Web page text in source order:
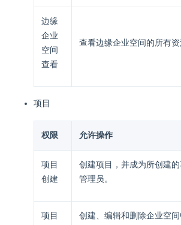
边缘
企业
空间
查看
查看边缘企业空间的所有资
项目
权限 允许操作
项目
创建
创建项目，并成为所创建
管理员。
项目
创建、编辑和删除企业空